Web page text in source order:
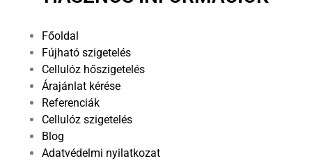
Főoldal
Fújható szigetelés
Cellulóz hőszigetelés
Árajánlat kérése
Referenciák
Cellulóz szigetelés
Blog
Adatvédelmi nyilatkozat